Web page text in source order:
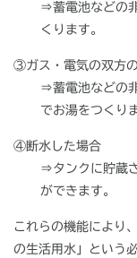
⇒蓄電池などの
くります。
③ガス・電気の双方
⇒蓄電池などの
でお湯をつくり
④断水した場合
⇒タンクに貯蔵
ができます。
これらの機能により
の生活用水」という